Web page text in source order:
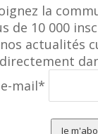
à travers un
la
de 10 000
actualités
mail*